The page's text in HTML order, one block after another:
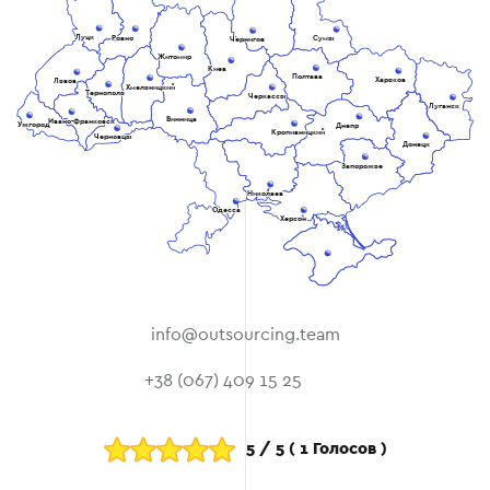
Львов
Луцк Ровно
Винница
Хмельницкий
Житомир
Черновцы
УжгородИвано-Франковск
Тернополь
Киев
Чернигов Сумы
Полтава Харьков
Луганск
Донецк
Днепр
Черкассы
Кропивницкий
Одесса
Запорожье
Херсон
Николаев
info@outsourcing.team
+38 (067) 409 15 25
5/ 5( 1Голосов )